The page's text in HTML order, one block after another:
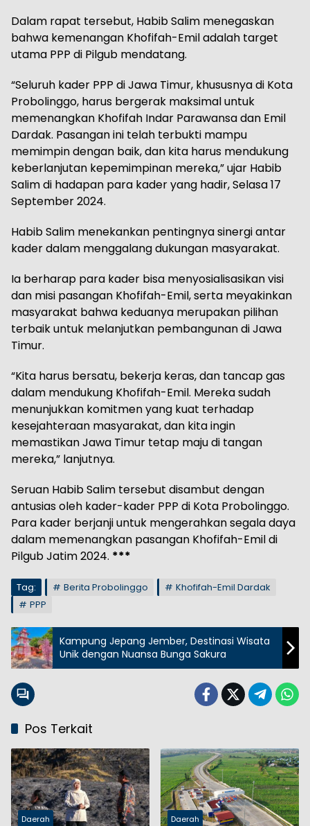
Dalam rapat tersebut, Habib Salim menegaskan
bahwa kemenangan Khofifah-Emil adalah target
utama PPP di Pilgub mendatang.
“Seluruh kader PPP di Jawa Timur, khususnya di Kota
Probolinggo, harus bergerak maksimal untuk
memenangkan Khofifah Indar Parawansa dan Emil
Dardak. Pasangan ini telah terbukti mampu
memimpin dengan baik, dan kita harus mendukung
keberlanjutan kepemimpinan mereka,” ujar Habib
Salim di hadapan para kader yang hadir, Selasa 17
September 2024.
Habib Salim menekankan pentingnya sinergi antar
kader dalam menggalang dukungan masyarakat.
Ia berharap para kader bisa menyosialisasikan visi
dan misi pasangan Khofifah-Emil, serta meyakinkan
masyarakat bahwa keduanya merupakan pilihan
terbaik untuk melanjutkan pembangunan di Jawa
Timur.
“Kita harus bersatu, bekerja keras, dan tancap gas
dalam mendukung Khofifah-Emil. Mereka sudah
menunjukkan komitmen yang kuat terhadap
kesejahteraan masyarakat, dan kita ingin
memastikan Jawa Timur tetap maju di tangan
mereka,” lanjutnya.
Seruan Habib Salim tersebut disambut dengan
antusias oleh kader-kader PPP di Kota Probolinggo.
Para kader berjanji untuk mengerahkan segala daya
dalam memenangkan pasangan Khofifah-Emil di
Pilgub Jatim 2024. ***
Tag: Berita Probolinggo
Khofifah-Emil Dardak
PPP
Kampung Jepang Jember, Destinasi Wisata
Unik dengan Nuansa Bunga Sakura
Pos Terkait
Daerah Daerah